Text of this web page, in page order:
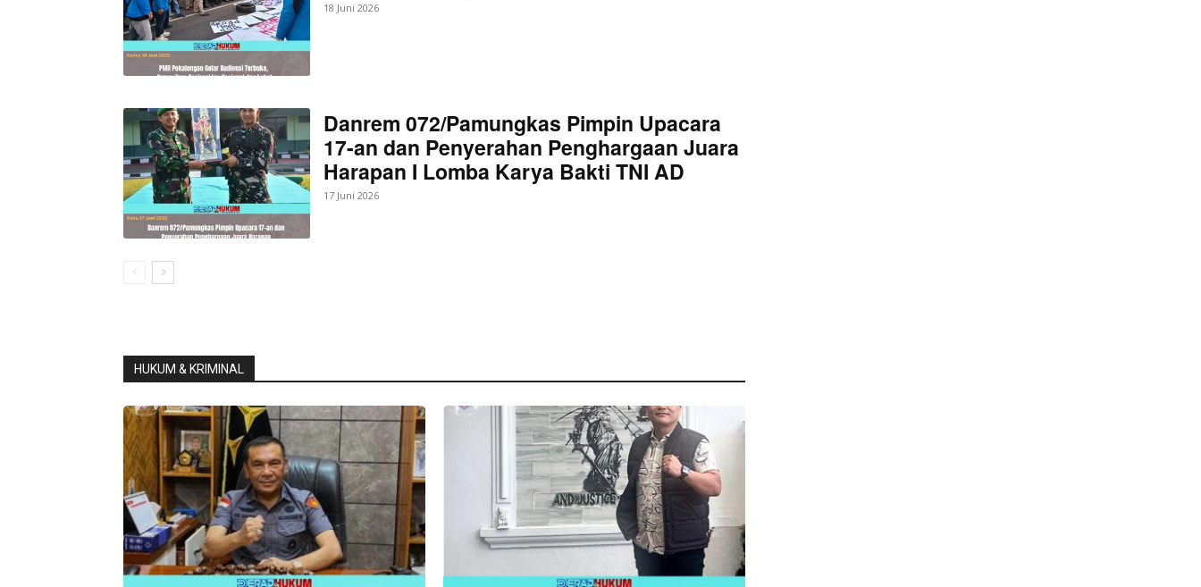
18 Juni 2026
Danrem 072/Pamungkas Pimpin Upacara
17-an dan Penyerahan Penghargaan Juara
Harapan I Lomba Karya Bakti TNI AD
17 Juni 2026
HUKUM & KRIMINAL